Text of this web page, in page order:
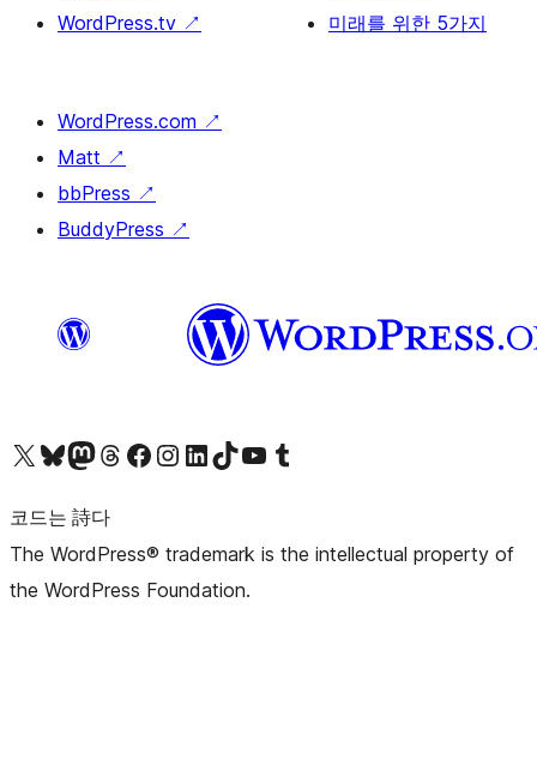
WordPress.tv ↗
미래를 위한 5가지
WordPress.com ↗
Matt ↗
bbPress ↗
BuddyPress ↗
X(이전 트위터) 계정 방문하기블루스카이 계정 방문하기마스토돈 계정 방문하기스레드 계정 방문하기 페이스북 페이지 방문하기인스타그램 계정 방문하기 LinkedIn 계정 방문하기틱톡 계정 방문하기유튜브 채널 방문하기 텀블러 계정 방문하기
코드는 詩다
The WordPress® trademark is the intellectual property of
the WordPress Foundation.